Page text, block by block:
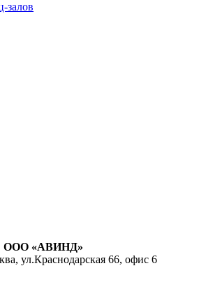
залов
ООО «АВИНД»
ул.Краснодарская 66, офис 6